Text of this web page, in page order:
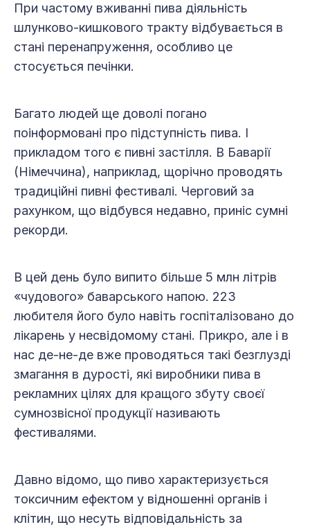
При частому вживанні пива діяльність
шлунково-кишкового тракту відбувається в
стані перенапруження, особливо це
стосується печінки.
Багато людей ще доволі погано
поінформовані про підступність пива. І
прикладом того є пивні застілля. В Баварії
(Німеччина), наприклад, щорічно проводять
традиційні пивні фестивалі. Черговий за
рахунком, що відбувся недавно, приніс сумні
рекорди.
В цей день було випито більше 5 млн літрів
«чудового» баварського напою. 223
любителя його було навіть госпіталізовано до
лікарень у несвідомому стані. Прикро, але і в
нас де-не-де вже проводяться такі безглузді
змагання в дурості, які виробники пива в
рекламних цілях для кращого збуту своєї
сумнозвісної продукції називають
фестивалями.
Давно відомо, що пиво характеризується
токсичним ефектом у відношенні органів і
клітин, що несуть відповідальність за